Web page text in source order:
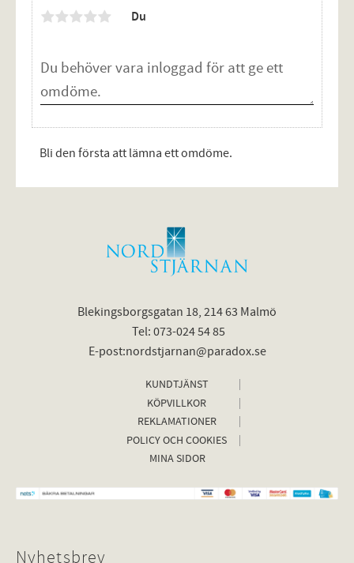
Du
Bli den första att lämna ett omdöme.
Blekingsborgsgatan 18, 214 63 Malmö
Tel: 073-024 54 85
E-post:nordstjarnan@paradox.se
KUNDTJÄNST
KÖPVILLKOR
REKLAMATIONER
POLICY OCH COOKIES
MINA SIDOR
Nyhetsbrev